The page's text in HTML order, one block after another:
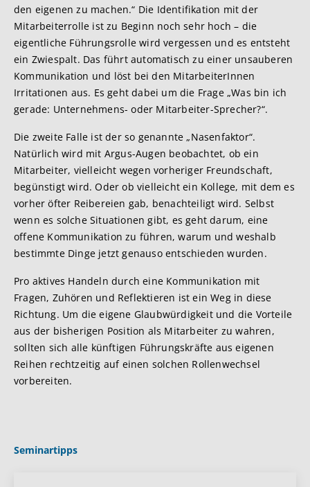
den eigenen zu machen.“ Die Identifikation mit der
Mitarbeiterrolle ist zu Beginn noch sehr hoch – die
eigentliche Führungsrolle wird vergessen und es entsteht
ein Zwiespalt. Das führt automatisch zu einer unsauberen
Kommunikation und löst bei den MitarbeiterInnen
Irritationen aus. Es geht dabei um die Frage „Was bin ich
gerade: Unternehmens- oder Mitarbeiter-Sprecher?“.
Die zweite Falle ist der so genannte „Nasenfaktor“.
Natürlich wird mit Argus-Augen beobachtet, ob ein
Mitarbeiter, vielleicht wegen vorheriger Freundschaft,
begünstigt wird. Oder ob vielleicht ein Kollege, mit dem es
vorher öfter Reibereien gab, benachteiligt wird. Selbst
wenn es solche Situationen gibt, es geht darum, eine
offene Kommunikation zu führen, warum und weshalb
bestimmte Dinge jetzt genauso entschieden wurden.
Pro aktives Handeln durch eine Kommunikation mit
Fragen, Zuhören und Reflektieren ist ein Weg in diese
Richtung. Um die eigene Glaubwürdigkeit und die Vorteile
aus der bisherigen Position als Mitarbeiter zu wahren,
sollten sich alle künftigen Führungskräfte aus eigenen
Reihen rechtzeitig auf einen solchen Rollenwechsel
vorbereiten.
Seminartipps